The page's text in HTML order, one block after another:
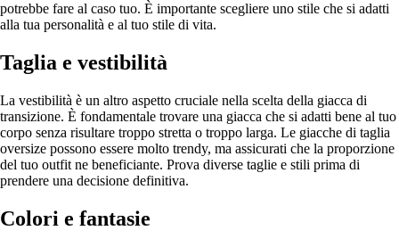
potrebbe fare al caso tuo. È importante scegliere uno stile che si adatti
alla tua personalità e al tuo stile di vita.
Taglia e vestibilità
La vestibilità è un altro aspetto cruciale nella scelta della giacca di
transizione. È fondamentale trovare una giacca che si adatti bene al tuo
corpo senza risultare troppo stretta o troppo larga. Le giacche di taglia
oversize possono essere molto trendy, ma assicurati che la proporzione
del tuo outfit ne beneficiante. Prova diverse taglie e stili prima di
prendere una decisione definitiva.
Colori e fantasie